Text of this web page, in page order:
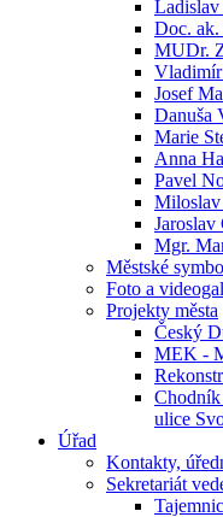
Doc. ak.
MUDr.
Vladimír
Josef
Danuša
Marie
Anna
Pavel
Jaroslav
Mgr.
Městské
Foto a
Projekty města
Český
MEK -
Chodník
ulice
Úřad
Kontakty,
Sekretariát